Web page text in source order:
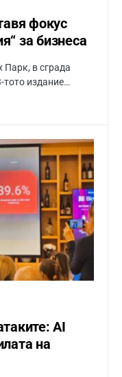
фокус
за бизнеса
Парк, в сграда
тото издание…
AI
на